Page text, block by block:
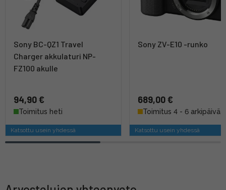
Sony BC-QZ1 Travel
Charger akkulaturi NP-
FZ100 akulle
94,90 €
Toimitus heti
Katsottu usein yhdessä
Sony ZV-E10 -runko
689,00 €
Toimitus 4 - 6 arkipäivää
Katsottu usein yhdessä